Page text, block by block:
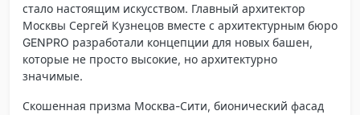
стало настоящим искусством. Главный архитектор
Москвы Сергей Кузнецов вместе с архитектурным бюро
GENPRO разработали концепции для новых башен,
которые не просто высокие, но архитектурно
значимые.
Скошенная призма Москва-Сити, бионический фасад